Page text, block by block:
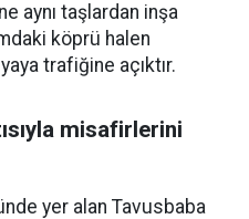
aynı taşlardan inşa
köprü halen
trafiğine açıktır.
misafirlerini
yer alan Tavusbaba